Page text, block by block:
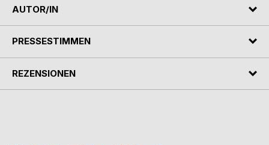
AUTOR/IN
PRESSESTIMMEN
REZENSIONEN